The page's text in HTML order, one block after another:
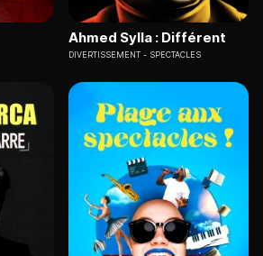
Ahmed Sylla : Différent
DIVERTISSEMENT SPECTACLES